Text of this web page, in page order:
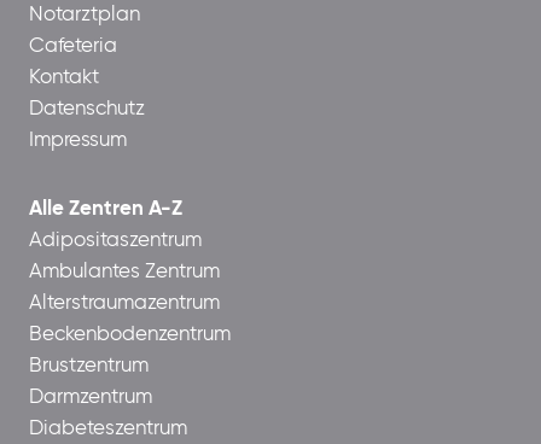
Notarztplan
Cafeteria
Kontakt
Datenschutz
Impressum
Alle Zentren A-Z
Adipositaszentrum
Ambulantes Zentrum
Alterstraumazentrum
Beckenbodenzentrum
Brustzentrum
Darmzentrum
Diabeteszentrum